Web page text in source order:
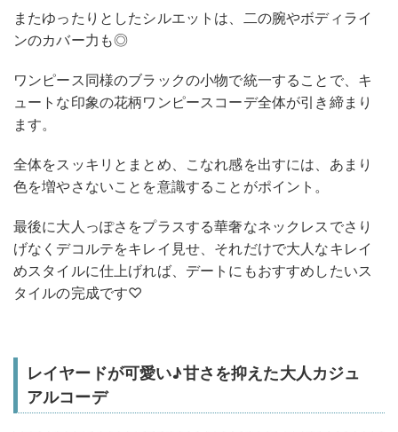
またゆったりとしたシルエットは、二の腕やボディライ
ンのカバー力も◎
ワンピース同様のブラックの小物で統一することで、キ
ュートな印象の花柄ワンピースコーデ全体が引き締まり
ます。
全体をスッキリとまとめ、こなれ感を出すには、あまり
色を増やさないことを意識することがポイント。
最後に大人っぽさをプラスする華奢なネックレスでさり
げなくデコルテをキレイ見せ、それだけで大人なキレイ
めスタイルに仕上げれば、デートにもおすすめしたいス
タイルの完成です♡
レイヤードが可愛い♪甘さを抑えた大人カジュ
アルコーデ